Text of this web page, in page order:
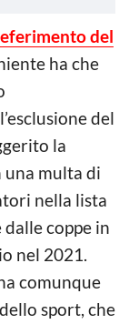
del
ha che
del
la
una multa di
nella lista
dalle coppe in
nel 2021.
comunque
sport, che